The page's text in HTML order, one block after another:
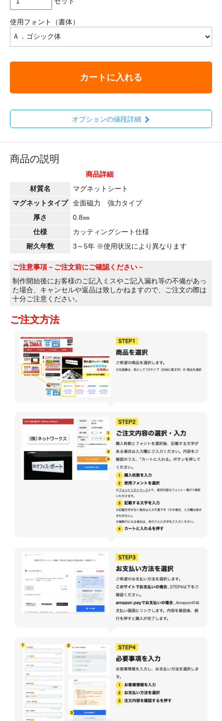
使用フォント（書体）
カートに入れる
オプションの値段詳細
商品の説明
商品詳細
材質名
マグネットシート
マグネットタイプ
全面磁力 強力タイプ
厚さ
0.8㎜
仕様
カッティングシート仕様
耐久年数
3～5年 ※使用状況により異なります
ご注意事項 －ご注文前にご確認ください－
制作開始後にお客様のご記入ミスやご記入漏れ等の不備があっ
た場合、キャンセルや返品は致しかねますので、ご注文の際は
十分ご注意ください。
ご注文方法